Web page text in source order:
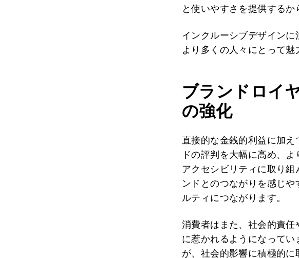
と使いやすさを提供するか
インクルーシブデザインに
より多くの人々にとって魅
ブランドロイ
の強化
直接的な金銭的利益に加
ドの評判を大幅に高め、
アクセシビリティに取り
ンドとのつながりを感じや
ルティにつながります。
消費者はまた、社会的責
に惹かれるようになって
が、社会的影響に積極的